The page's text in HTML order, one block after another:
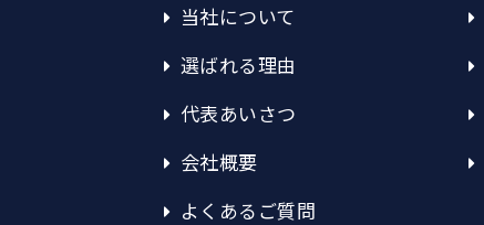
当社について
選ばれる理由
代表あいさつ
会社概要
よくあるご質問